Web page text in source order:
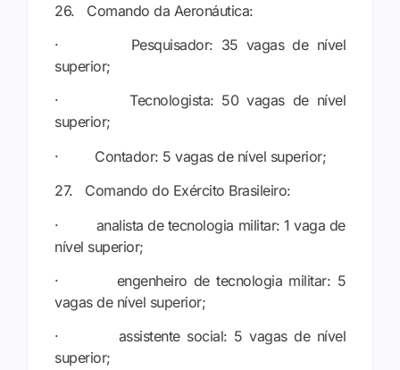
26. Comando da Aeronáutica:
· Pesquisador: 35 vagas de nível
superior;
· Tecnologista: 50 vagas de nível
superior;
· Contador: 5 vagas de nível superior;
27. Comando do Exército Brasileiro:
· analista de tecnologia militar: 1 vaga de
nível superior;
· engenheiro de tecnologia militar: 5
vagas de nível superior;
· assistente social: 5 vagas de nível
superior;